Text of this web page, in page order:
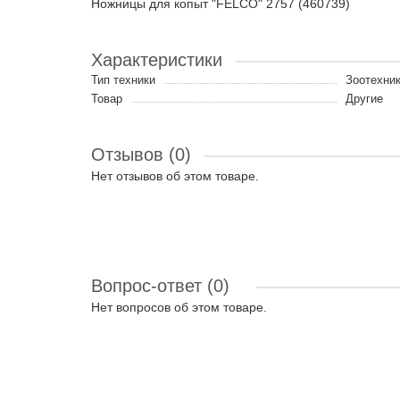
Ножницы для копыт "FELCO" 2757 (460739)
Характеристики
Тип техники
Товар
Другие
Отзывов (0)
Нет отзывов об этом товаре.
Вопрос-ответ (0)
Нет вопросов об этом товаре.